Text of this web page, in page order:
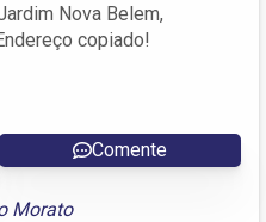
Nova Belem,
copiado!
Comente
Morato